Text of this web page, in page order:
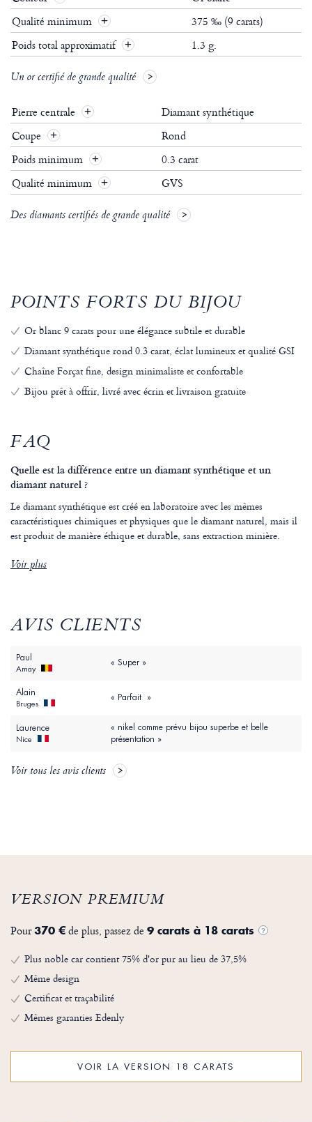
Qualité minimum
375 ‰ (9 carats)
Poids total approximatif
1.3 g.
Un or certifié de grande qualité
Pierre centrale
Diamant synthétique
Coupe
Rond
Poids minimum
0.3 carat
Qualité minimum
GVS
Des diamants certifiés de grande qualité
POINTS FORTS DU BIJOU
Or blanc 9 carats pour une élégance subtile et durable
Diamant synthétique rond 0.3 carat, éclat lumineux et qualité GSI
Chaîne Forçat fine, design minimaliste et confortable
Bijou prêt à offrir, livré avec écrin et livraison gratuite
FAQ
Quelle est la différence entre un diamant synthétique et un
diamant naturel ?
Le diamant synthétique est créé en laboratoire avec les mêmes
caractéristiques chimiques et physiques que le diamant naturel, mais il
est produit de manière éthique et durable, sans extraction minière.
Voir plus
AVIS CLIENTS
Paul
Amay
« Super »
Alain
Bruges
« Parfait »
Laurence
Nice
« nikel comme prévu bijou superbe et belle
présentation »
Voir tous les avis clients
VERSION PREMIUM
Pour370 €de plus, passez de 9 carats à 18 carats ?
Plus noble car contient 75% d'or pur au lieu de 37,5%
Même design
Certificat et traçabilité
Mêmes garanties Edenly
VOIR LA VERSION 18 CARATS